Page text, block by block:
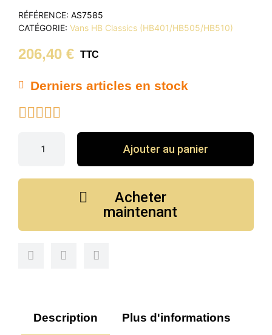
RÉFÉRENCE AS7585
CATÉGORIE Vans HB Classics (HB401/HB505/HB510)
206,40 € TTC
Derniers articles en stock

Ajouter au panier
Acheter
maintenant
Description Plus d'informations